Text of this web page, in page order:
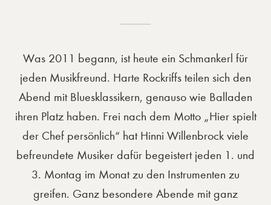
Was 2011 begann, ist heute ein Schmankerl für
jeden Musikfreund. Harte Rockriffs teilen sich den
Abend mit Bluesklassikern, genauso wie Balladen
ihren Platz haben. Frei nach dem Motto „Hier spielt
der Chef persönlich“ hat Hinni Willenbrock viele
befreundete Musiker dafür begeistert jeden 1. und
3. Montag im Monat zu den Instrumenten zu
greifen. Ganz besondere Abende mit ganz